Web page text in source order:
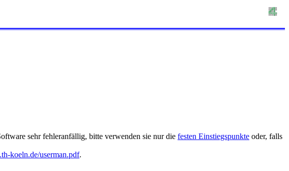
sehr fehleranfällig, bitte verwenden sie nur die festen Einstiegspunkte oder, falls
koeln.de/userman.pdf.